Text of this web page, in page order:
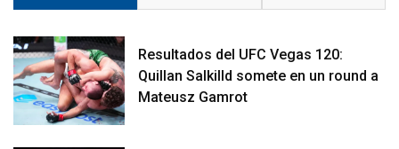
Resultados del UFC Vegas 120:
Quillan Salkilld somete en un round a
Mateusz Gamrot